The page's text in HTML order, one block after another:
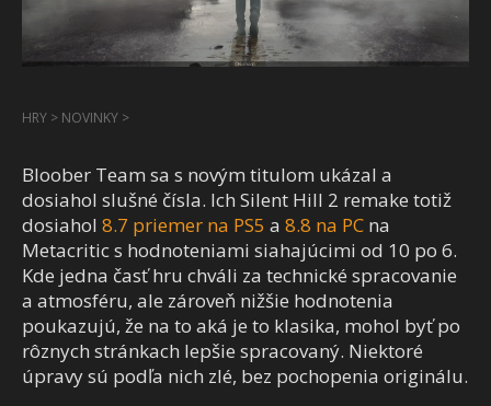
HRY > NOVINKY >
Bloober Team sa s novým titulom ukázal a
dosiahol slušné čísla. Ich Silent Hill 2 remake totiž
dosiahol 8.7 priemer na PS5 a 8.8 na PC na
Metacritic s hodnoteniami siahajúcimi od 10 po 6.
Kde jedna časť hru chváli za technické spracovanie
a atmosféru, ale zároveň nižšie hodnotenia
poukazujú, že na to aká je to klasika, mohol byť po
rôznych stránkach lepšie spracovaný. Niektoré
úpravy sú podľa nich zlé, bez pochopenia originálu.